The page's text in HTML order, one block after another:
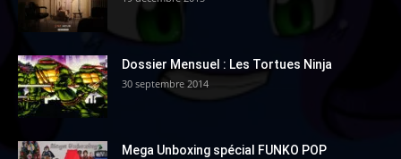
Dossier Mensuel : Les Tortues Ninja
30 septembre 2014
Mega Unboxing spécial FUNKO POP